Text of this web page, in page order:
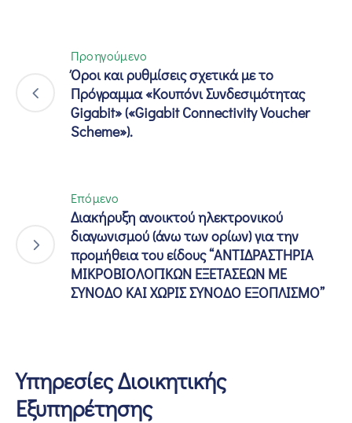
Προηγούμενο
Όροι και ρυθμίσεις σχετικά με το
Πρόγραμμα «Κουπόνι Συνδεσιμότητας
Gigabit» («Gigabit Connectivity Voucher
Scheme»).
Επόμενο
Διακήρυξη ανοικτού ηλεκτρονικού
διαγωνισμού (άνω των ορίων) για την
προμήθεια του είδους “ΑΝΤΙΔΡΑΣΤΗΡΙΑ
ΜΙΚΡΟΒΙΟΛΟΓΙΚΩΝ ΕΞΕΤΑΣΕΩΝ ΜΕ
ΣΥΝΟΔΟ ΚΑΙ ΧΩΡΙΣ ΣΥΝΟΔΟ ΕΞΟΠΛΙΣΜΟ”
Υπηρεσίες Διοικητικής
Εξυπηρέτησης